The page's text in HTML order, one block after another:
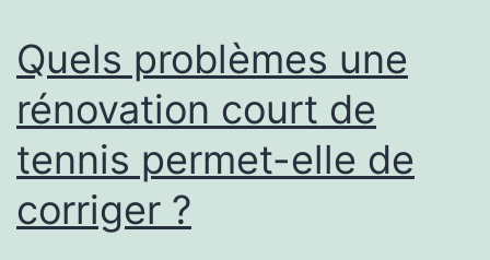
court
de
tennis
?
Quels problèmes une
rénovation court de
tennis permet-elle de
corriger ?